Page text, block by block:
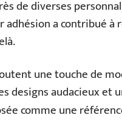
de diverses
adhésion a contribué à
une touche de
designs audacieux et
comme une